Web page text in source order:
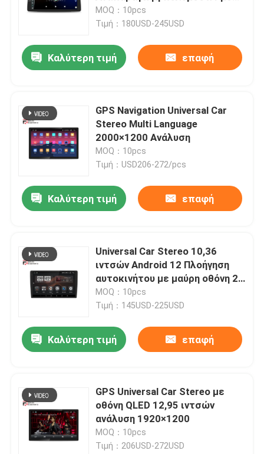
οθόνη αφής 1920 × 720 IPS
MOQ：10pcs
Τιμή：180USD-245USD
Καλύτερη τιμή επαφή
GPS Navigation Universal Car
Stereo Multi Language
2000×1200 Ανάλυση
MOQ：10pcs
Τιμή：USD206-272/pcs
Καλύτερη τιμή επαφή
Universal Car Stereo 10,36
ιντσών Android 12 Πλοήγηση
αυτοκινήτου με μαύρη οθόνη 2
k 4G DSP
MOQ：10pcs
Τιμή：145USD-225USD
Καλύτερη τιμή επαφή
GPS Universal Car Stereo με
οθόνη QLED 12,95 ιντσών
ανάλυση 1920×1200
MOQ：10pcs
Τιμή：206USD-272USD